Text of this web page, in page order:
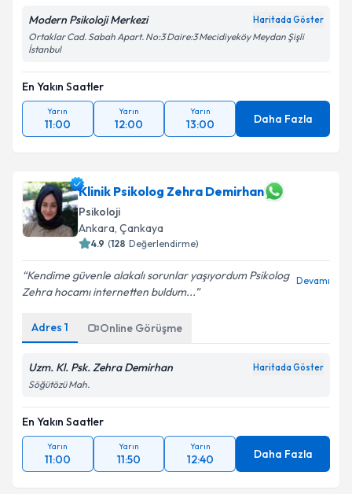
Modern Psikoloji Merkezi Haritada Göster
Ortaklar Cad. Sabah Apart. No:3 Daire:3 Mecidiyeköy Meydan Şişli
İstanbul
En Yakın Saatler
Yarın
11:00
Yarın
12:00
Yarın
13:00 Daha Fazla
Klinik Psikolog Zehra Demirhan
Psikoloji
Ankara, Çankaya
4.9 (128 Değerlendirme)
Kendime güvenle alakalı sorunlar yaşıyordum Psikolog
Zehra hocamı internetten buldum...
Devamı
Adres 1 Online Görüşme
Uzm. Kl. Psk. Zehra Demirhan Haritada Göster
Söğütözü Mah.
En Yakın Saatler
Yarın
11:00
Yarın
11:50
Yarın
12:40 Daha Fazla